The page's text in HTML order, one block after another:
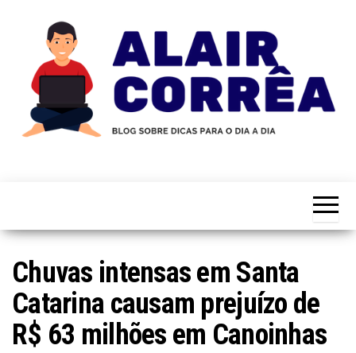
content
Corrêa
Educação e
Chuvas intensas em Santa
Catarina causam prejuízo de
R$ 63 milhões em Canoinhas